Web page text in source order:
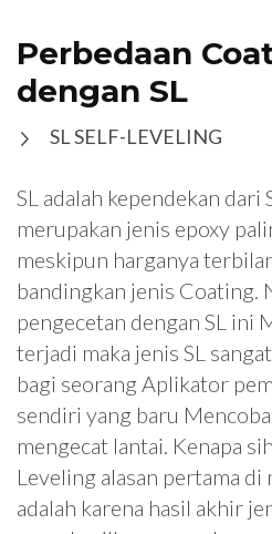
Perbedaan
dengan SL
SL SELF-LEVELING
SL adalah kependekan dari
merupakan jenis epoxy
meskipun harganya
bandingkan jenis Coating.
pengecetan dengan SL ini
terjadi maka jenis SL
bagi seorang Aplikator
sendiri yang baru
mengecat lantai. Kenapa
Leveling alasan pertama di
adalah karena hasil akhir